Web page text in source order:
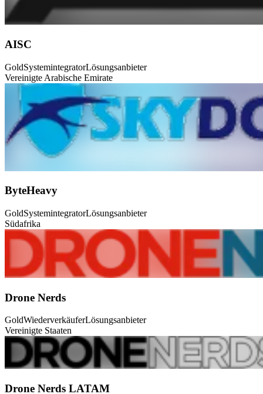
AISC
GoldSystemintegratorLösungsanbieter
Vereinigte Arabische Emirate
ByteHeavy
GoldSystemintegratorLösungsanbieter
Südafrika
Drone Nerds
GoldWiederverkäuferLösungsanbieter
Vereinigte Staaten
Drone Nerds LATAM